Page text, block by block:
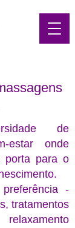
de
estar onde
porta para o
-
tratamentos